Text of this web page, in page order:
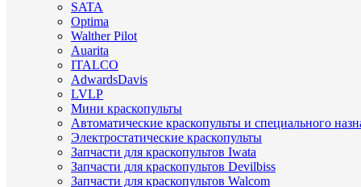
SATA
Optima
Walther Pilot
Auarita
ITALCO
AdwardsDavis
LVLP
Мини краскопульты
Автоматические краскопульты и специального
Электростатические краскопульты
Запчасти для краскопультов Iwata
Запчасти для краскопультов Devilbiss
Запчасти для краскопультов Walcom